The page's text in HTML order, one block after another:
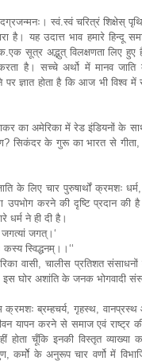
स्वं.स्वं चरित्रं शिक्षेस्
है। यह उदात्त भाव हमारे हिन्दू
सूत्र अद्भुत् विलक्षणता लिए हुए
है। सच्चे अर्थो में मानव जाति
ज्ञात होता है कि आज भी विश्व में
का अमेरिका में रेड इंडियनों के
सिकंदर के गुरू का भारत से
के लिए चार पुरुषार्थों क्रमशः
उपभोग करने की दृष्टि प्रदान
धर्म ने ही दी है।
जगत्यां जगत्।‘
स्विद्धनम्।।‘‘
वासी, चालीस प्रतिशत
इस घोर अशांति के जनक भोगवादी
क्रमशः ब्रम्हचर्य, गृहस्थ,
यापन करने से समाज एवं राष्ट्र
होता चूँकि इनकी विस्तृत
के अनुरूप चार वर्णो में